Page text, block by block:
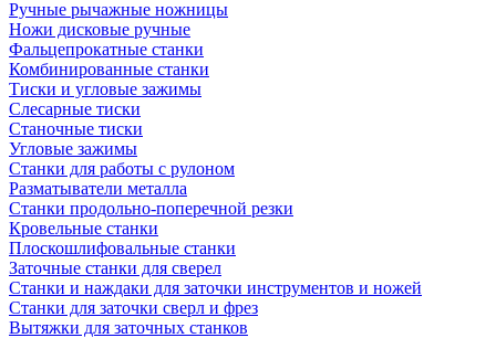
Ручные рычажные ножницы
Ножи дисковые ручные
Фальцепрокатные станки
Комбинированные станки
Тиски и угловые зажимы
Слесарные тиски
Станочные тиски
Угловые зажимы
Станки для работы с рулоном
Разматыватели металла
Станки продольно-поперечной резки
Кровельные станки
Плоскошлифовальные станки
Заточные станки для сверел
Станки и наждаки для заточки инструментов и ножей
Станки для заточки сверл и фрез
Вытяжки для заточных станков